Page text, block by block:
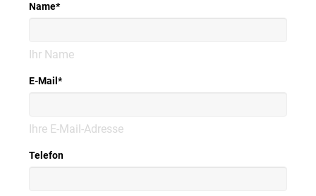
Name*
Ihr Name
E-Mail *
Ihre E-Mail-Adresse
Telefon